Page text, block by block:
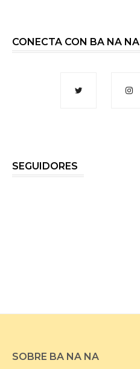
CONECTA CON BA NA NA
SEGUIDORES
SOBRE BA NA NA